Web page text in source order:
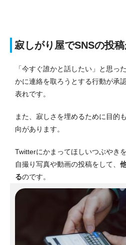
寂しがり屋でSNSの投
「今すぐ誰かと話したい」と思っ
かに連絡を取ろうとする行動が承
表れです。
また、寂しさを埋めるために目的
向があります。
Twitterにかまってほしいつぶやき
自撮り写真や動画の投稿をして、
るのです。